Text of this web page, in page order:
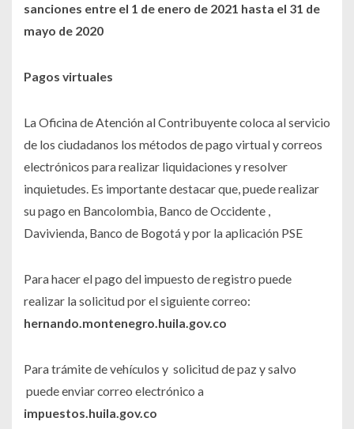
sanciones entre el 1 de enero de 2021 hasta el 31 de
mayo de 2020
Pagos virtuales
La Oficina de Atención al Contribuyente coloca al servicio
de los ciudadanos los métodos de pago virtual y correos
electrónicos para realizar liquidaciones y resolver
inquietudes. Es importante destacar que, puede realizar
su pago en Bancolombia, Banco de Occidente ,
Davivienda, Banco de Bogotá y por la aplicación PSE
Para hacer el pago del impuesto de registro puede
realizar la solicitud por el siguiente correo:
hernando.montenegro.huila.gov.co
Para trámite de vehículos y solicitud de paz y salvo
puede enviar correo electrónico a
impuestos.huila.gov.co